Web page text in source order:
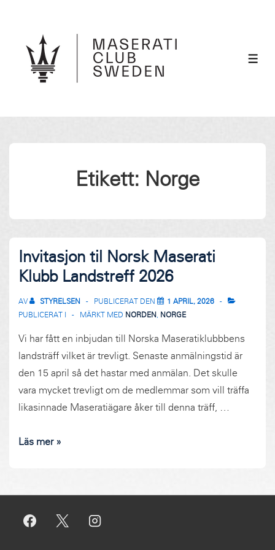
huvudinnehåll
Etikett: Norge
Invitasjon til Norsk Maserati
Klubb Landstreff 2026
AV STYRELSEN PUBLICERAT DEN
1 APRIL, 2026
PUBLICERAT I
MÄRKT MED NORDEN , NORGE
Vi har fått en inbjudan till Norska Maseratiklubbbens
landsträff vilket är trevligt. Senaste anmälningstid är
den 15 april så det hastar med anmälan. Det skulle
vara mycket trevligt om de medlemmar som vill träffa
likasinnade Maseratiägare åker till denna träff, …
Invitasjon
Maserati
Landstreff
Läs mer »